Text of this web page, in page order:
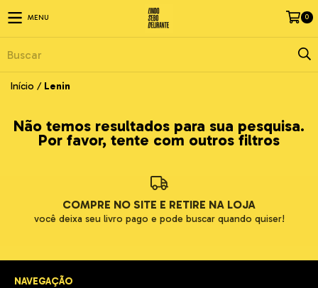
MENU 0
Início / Lenin
Não temos resultados para sua pesquisa.
Por favor, tente com outros filtros
COMPRE NO SITE E RETIRE NA LOJA
você deixa seu livro pago e pode buscar quando quiser!
NAVEGAÇÃO